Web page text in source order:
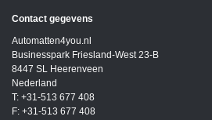
Contact gegevens
Automatten4you.nl
Businesspark Friesland-West 23-B
8447 SL Heerenveen
Nederland
T: +31-513 677 408
F: +31-513 677 408